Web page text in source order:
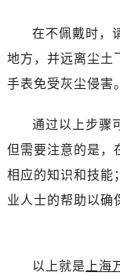
在不佩戴时，
地方，并远离尘土
手表免受灰尘侵害。
通过以上步骤
但需要注意的是，
相应的知识和技能
业人士的帮助以确
以上就是 上海